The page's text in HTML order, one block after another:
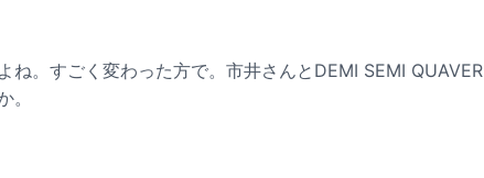
。すごく変わった方で。市井さんとDEMI SEMI QUAVER
。